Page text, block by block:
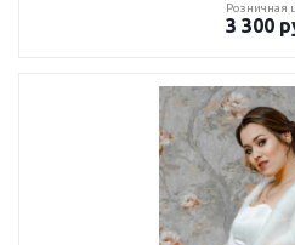
Розничная
3 300